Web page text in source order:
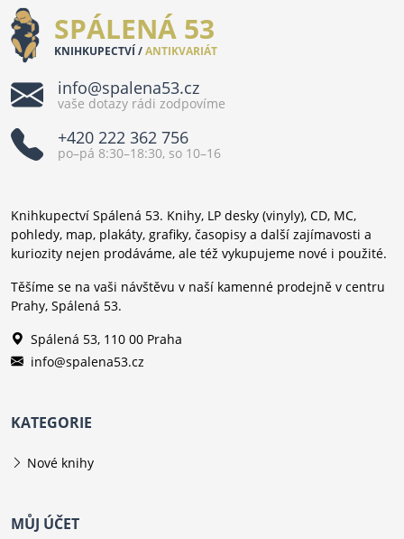
SPÁLENÁ 53
KNIHKUPECTVÍ /ANTIKVARIÁT
info@spalena53.cz
vaše dotazy rádi zodpovíme
+420 222 362 756
po–pá 8:30–18:30, so 10–16
Knihkupectví Spálená 53. Knihy, LP desky (vinyly), CD, MC,
pohledy, map, plakáty, grafiky, časopisy a další zajímavosti a
kuriozity nejen prodáváme, ale též vykupujeme nové i použité.
Těšíme se na vaši návštěvu v naší kamenné prodejně v centru
Prahy, Spálená 53.
Spálená 53, 110 00 Praha
info@spalena53.cz
KATEGORIE
Nové knihy
MŮJ ÚČET